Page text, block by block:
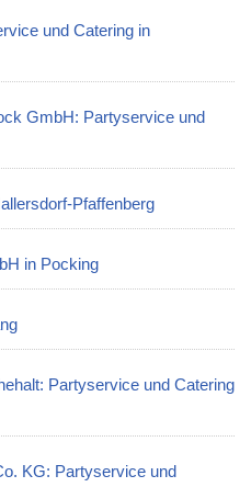
und Catering in
GmbH: Partyservice und
Pfaffenberg
in Pocking
Partyservice und Catering
KG: Partyservice und